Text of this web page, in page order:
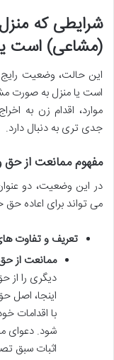
شرایطی که
(مشاعی) است
این حالت، وضعیت
است یا منزل به صورت
موارد، اقدام زن به
جدی تری به دنبال دارد.
مفهوم ممانعت از
در این وضعیت، دو
می تواند برای اعاده حق
تعریف و تفاوت
ممانعت از
دیگری را از
اینجا، اصل
با اقدامات
شود. دعوای
اثبات سبق